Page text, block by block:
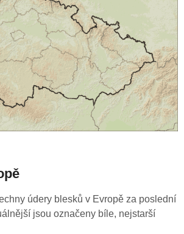
údery blesků v Evropě za poslední
jsou označeny bíle, nejstarší